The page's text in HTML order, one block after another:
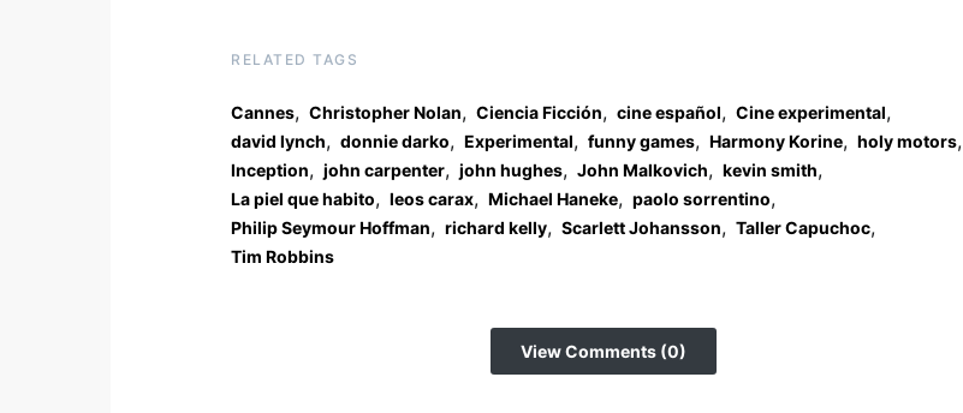
RELATED TAGS
Cannes, Christopher Nolan, Ciencia Ficción, cine español, Cine experimental,
david lynch, donnie darko, Experimental, funny games, Harmony Korine, holy motors,
Inception, john carpenter, john hughes, John Malkovich, kevin smith,
La piel que habito, leos carax, Michael Haneke, paolo sorrentino,
Philip Seymour Hoffman, richard kelly, Scarlett Johansson, Taller Capuchoc,
Tim Robbins
View Comments (0)